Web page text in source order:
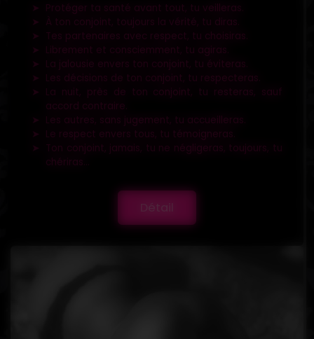
Protéger ta santé avant tout, tu veilleras.
À ton conjoint, toujours la vérité, tu diras.
Tes partenaires avec respect, tu choisiras.
Librement et consciemment, tu agiras.
La jalousie envers ton conjoint, tu éviteras.
Les décisions de ton conjoint, tu respecteras.
La nuit, près de ton conjoint, tu resteras, sauf
accord contraire.
Les autres, sans jugement, tu accueilleras.
Le respect envers tous, tu témoigneras.
Ton conjoint, jamais, tu ne négligeras, toujours, tu
chériras...
Détail